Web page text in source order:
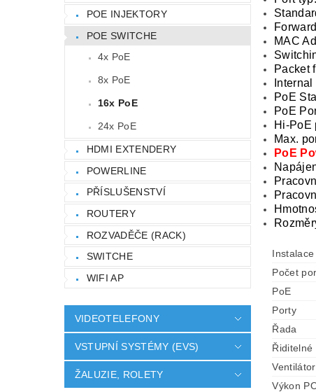
POE INJEKTORY
POE SWITCHE
4x PoE
8x PoE
16x PoE
24x PoE
HDMI EXTENDERY
POWERLINE
PŘÍSLUŠENSTVÍ
ROUTERY
ROZVADĚČE (RACK)
SWITCHE
WIFI AP
VIDEOTELEFONY
VSTUPNÍ SYSTÉMY (EVS)
ŽALUZIE, ROLETY
MAC
Packet
PoE
PoE
Hi-PoE
Max.
PoE
Instalace
Počet
PoE
Porty
Řada
Řiditelné
Ventilátor
Výkon